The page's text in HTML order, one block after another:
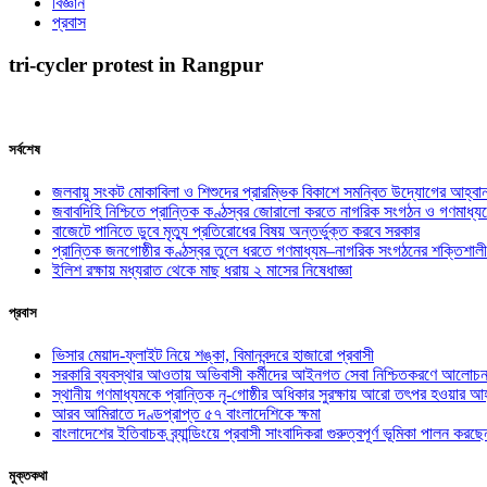
প্রবাস
tri-cycler protest in Rangpur
সর্বশেষ
জলবায়ু সংকট মোকাবিলা ও শিশুদের প্রারম্ভিক বিকাশে সমন্বিত উদ্যোগের
জবাবদিহি নিশ্চিতে প্রান্তিক কণ্ঠস্বর জোরালো করতে নাগরিক সংগঠন ও
বাজেটে পানিতে ডুবে মৃত্যু প্রতিরোধের বিষয় অন্তর্ভুক্ত করবে সরকার
প্রান্তিক জনগোষ্ঠীর কণ্ঠস্বর তুলে ধরতে গণমাধ্যম–নাগরিক সংগঠনের
ইলিশ রক্ষায় মধ্যরাত থেকে মাছ ধরায় ২ মাসের নিষেধাজ্ঞা
প্রবাস
ভিসার মেয়াদ-ফ্লাইট নিয়ে শঙ্কা, বিমানবন্দরে হাজারো প্রবাসী
সরকারি ব্যবস্থার আওতায় অভিবাসী কর্মীদের আইনগত সেবা নিশ্চিতকরণে
স্থানীয় গণমাধ্যমকে প্রান্তিক নৃ-গোষ্ঠীর অধিকার সুরক্ষায় আরো তৎপর হওয়ার
আরব আমিরাতে দণ্ডপ্রাপ্ত ৫৭ বাংলাদেশিকে ক্ষমা
বাংলাদেশের ইতিবাচক ব্র্যান্ডিংয়ে প্রবাসী সাংবাদিকরা গুরুত্বপূর্ণ ভূমিকা পালন
মুক্তকথা